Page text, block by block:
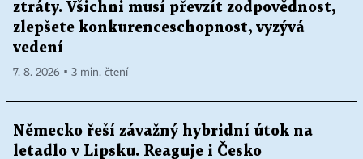
ztráty. Všichni musí převzít zodpovědnost,
zlepšete konkurenceschopnost, vyzývá
vedení
7. 8. 2026 ▪ 3 min. čtení
Německo řeší závažný hybridní útok na
letadlo v Lipsku. Reaguje i Česko